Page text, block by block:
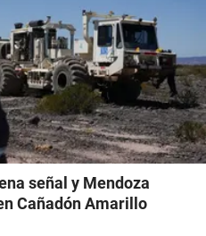
señal y Mendoza
Cañadón Amarillo